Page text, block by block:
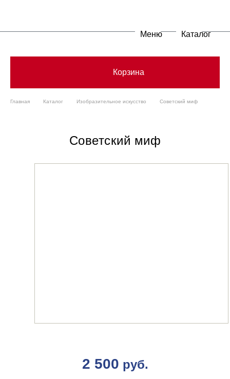
Меню Каталог
Корзина
Главная Каталог Изобразительное искусство Советский миф
Советский миф
2 500 руб.